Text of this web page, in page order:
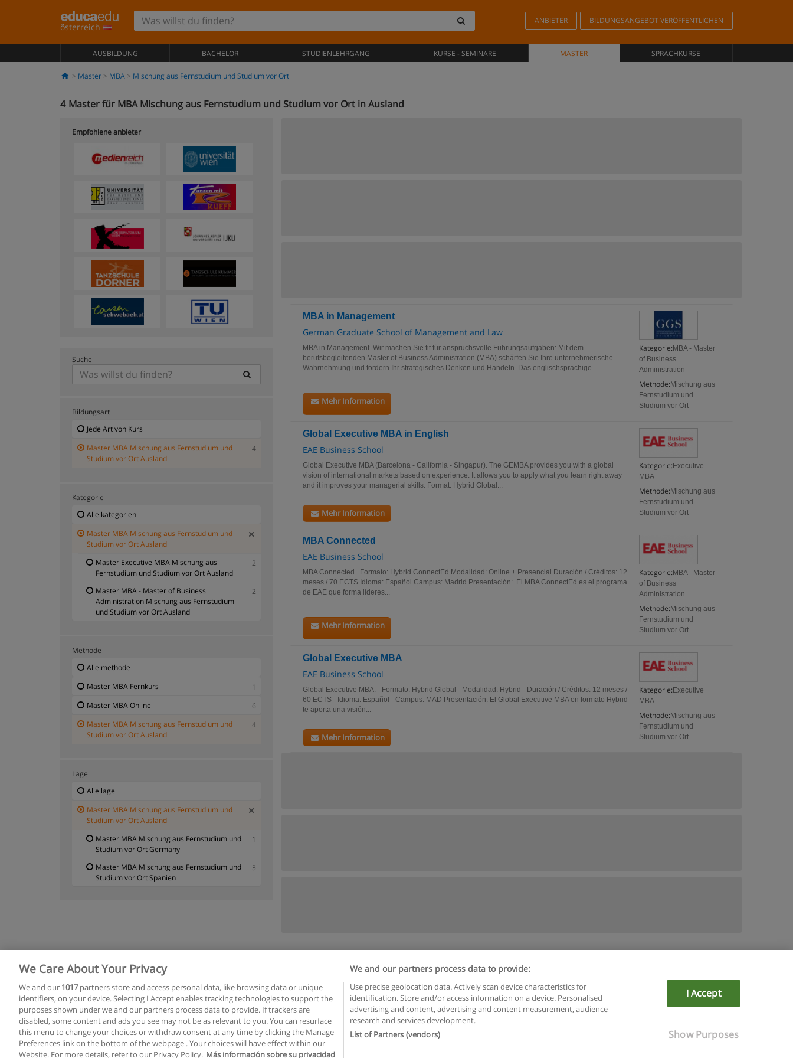
österreich
ANBIETER BILDUNGSANGEBOT VERÖFFENTLICHEN
AUSBILDUNG BACHELOR STUDIENLEHRGANG KURSE - SEMINARE MASTER SPRACHKURSE
Master MBA Mischung aus Fernstudium und Studium vor Ort
4 Master für MBA Mischung aus Fernstudium und Studium vor Ort in Ausland
MBA in Management
German Graduate School of Management and Law
Kategorie: MBA - Master
of Business
Administration
Methode: Mischung aus
Fernstudium und
Studium vor Ort
MBA in Management. Wir machen Sie fit für anspruchsvolle Führungsaufgaben: Mit dem
berufsbegleitenden Master of Business Administration (MBA) schärfen Sie Ihre unternehmerische
Wahrnehmung und fördern Ihr strategisches Denken und Handeln. Das englischsprachige...
Mehr Information
Global Executive MBA in English
EAE Business School
Kategorie: Executive
MBA
Methode: Mischung aus
Fernstudium und
Studium vor Ort
Global Executive MBA (Barcelona - California - Singapur). The GEMBA provides you with a global
vision of international markets based on experience. It allows you to apply what you learn right away
and it improves your managerial skills. Format: Hybrid Global...
Mehr Information
MBA Connected
EAE Business School
Kategorie: MBA - Master
of Business
Administration
Methode: Mischung aus
Fernstudium und
Studium vor Ort
MBA Connected . Formato: Hybrid ConnectEd Modalidad: Online + Presencial Duración / Créditos: 12
meses / 70 ECTS Idioma: Español Campus: Madrid Presentación: El MBA ConnectEd es el programa
de EAE que forma líderes...
Mehr Information
Global Executive MBA
EAE Business School
Kategorie: Executive
MBA
Methode: Mischung aus
Fernstudium und
Studium vor Ort
Global Executive MBA. - Formato: Hybrid Global - Modalidad: Hybrid - Duración / Créditos: 12 meses /
60 ECTS - Idioma: Español - Campus: MAD Presentación. El Global Executive MBA en formato Hybrid
te aporta una visión...
Mehr Information
Empfohlene anbieter
Suche
Bildungsart
Jede Art von Kurs
Master MBA Mischung aus Fernstudium und
Studium vor Ort Ausland
4
Kategorie
Alle kategorien
Master MBA Mischung aus Fernstudium und
Studium vor Ort Ausland
Master Executive MBA Mischung aus
Fernstudium und Studium vor Ort Ausland
2
Master MBA - Master of Business
Administration Mischung aus Fernstudium
und Studium vor Ort Ausland
2
Methode
Alle methode
Master MBA Fernkurs
1
Master MBA Online
6
Master MBA Mischung aus Fernstudium und
Studium vor Ort Ausland
4
Lage
Alle lage
Master MBA Mischung aus Fernstudium und
Studium vor Ort Ausland
Master MBA Mischung aus Fernstudium und
Studium vor Ort Germany
1
Master MBA Mischung aus Fernstudium und
Studium vor Ort Spanien
3
Copyright © Educaedu Business S.L. - CIF : B-95610580: -www.educaedu.at
We Care About Your Privacy
We and our 1017partners store and access personal data, like browsing data or unique
identifiers, on your device. Selecting I Accept enables tracking technologies to support the
purposes shown under we and our partners process data to provide. If trackers are
disabled, some content and ads you see may not be as relevant to you. You can resurface
this menu to change your choices or withdraw consent at any time by clicking the Manage
Preferences link on the bottom of the webpage . Your choices will have effect within our
Website. For more details, refer to our Privacy Policy. Más información sobre su privacidad
We and our partners process data to provide:
Use precise geolocation data. Actively scan device characteristics for
identification. Store and/or access information on a device. Personalised
advertising and content, advertising and content measurement, audience
research and services development.
List of Partners (vendors)
I Accept
Show Purposes